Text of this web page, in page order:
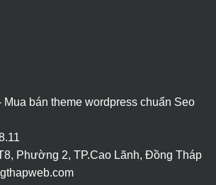
bán theme wordpress chuẩn Seo
Phường 2, TP.Cao Lãnh, Đồng Tháp